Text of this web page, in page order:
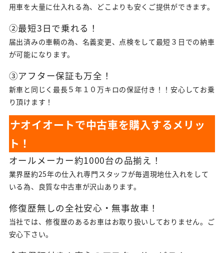
用車を大量に仕入れる為、どこよりも安くご提供ができます。
②最短3日で乗れる！
届出済みの車輌の為、名義変更、点検をして最短３日での納車
が可能になります。
③アフター保証も万全！
新車と同じく最長５年１０万キロの保証付き！！安心してお乗
り頂けます！
ナオイオートで中古車を購入するメリッ
ト！
オールメーカー約1000台の品揃え！
業界歴約25年の仕入れ専門スタッフが毎週現地仕入れをして
いる為、良質な中古車が沢山あります。
修復歴無しの全社安心・無事故車！
当社では、修復歴のあるお車はお取り扱いしておりません。ご
安心下さい。